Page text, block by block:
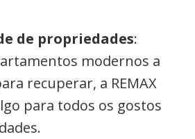
de propriedades:
modernos a
recuperar, a REMAX
para todos os gostos